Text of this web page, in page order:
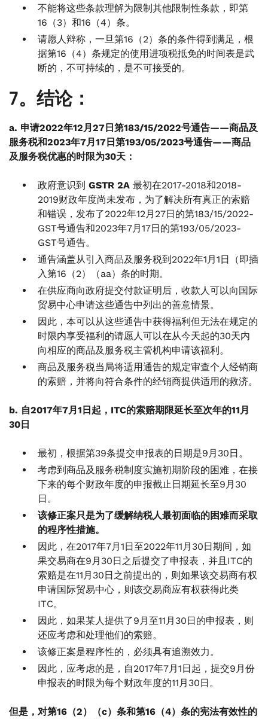
不能将这些条款理解为限制其他限制性条款，即第
16（3）和16（4）条。
请愿人辩称，一旦第16（2）条的条件得到满足，根
据第16（4）条规定的使用进项税抵免的时间表是武
断的，不可持续的，是不可接受的。
7。结论：
a. 申请2022年12月27日第183/15/2022号通告——商品及
服务税和2023年7月17日第193/05/2023号通告——商品
及服务税优惠的时限为30天：
政府意识到 GSTR 2A 最初在2017-2018和2018-
2019财政年度尚未发布，为了解决所有真正的索赔
和错误，发布了2022年12月27日的第183/15/2022-
GST号通告和2023年7月17日的第193/05/2023-
GST号通告。
通告涵盖从引入商品及服务税到2022年1月1日（即插
入第16（2）（aa）条的时期。
在供应商向政府提交付款证明后，收款人可以向国际
贸易中心申请这些通告中列出的善意情景。
因此，本可以从这些通告中获得福利但无法在规定的
时限内享受福利的请愿人可以在从今天起的30天内
向相应的商品及服务税主管机构申请该福利。
商品及服务税当局将适用通告的规定审查个人经销商
的索赔，并将向符合条件的经销商提供适用的救济。
b. 自2017年7月1日起，ITC的索赔期限延长至次年的11月
30日
最初，根据第39条提交申报表的日期是9月30日。
考虑到商品及服务税制度实施初期阶段的困难，在接
下来的每个财政年度的申报截止日期延长至9月30
日。
该修正案只是为了缓解纳税人最初面临的困难而采取
的程序性措施。
因此，在2017年7月1日至2022年11月30日期间，如
果交易商在9月30日之后提交了申报表，并且ITC的
索赔是在11月30日之前提出的，则如果该交易商有权
申请国际贸易中心，则该交易商应有权获得此类
ITC。
因此，如果某人提供了9月至11月30日的申报表，则
还应考虑和处理他们的索赔。
该修正案是程序性的，必须具有追溯效力。
因此，应考虑的是，自2017年7月1日起，提交9月份
申报表的时限为每个财政年度的11月30日。
但是，对第16（2）（c）条和第16（4）条的宪法有效性的